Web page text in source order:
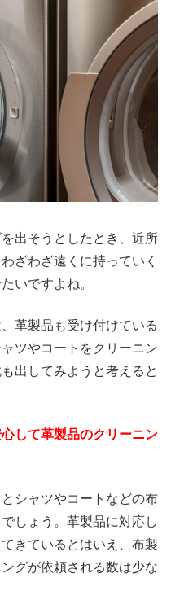
出そうとしたとき、近所
ざわざ遠くに持っていく
いですよね。
革製品も受け付けている
ツやコートをクリーニン
出してみようと考えると
して革製品のクリーニン
シャツやコートなどの布
しょう。革製品に対応し
きているとはいえ、布製
グが依頼される数は少な